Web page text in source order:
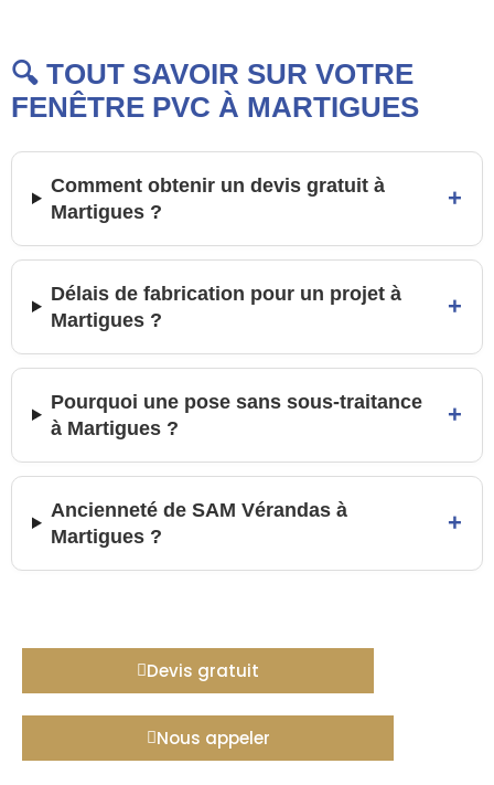
🔍 TOUT SAVOIR SUR VOTRE
FENÊTRE PVC À MARTIGUES
Comment obtenir un devis gratuit à
Martigues ?
+
Délais de fabrication pour un projet à
Martigues ?
+
Pourquoi une pose sans sous-traitance
à Martigues ?
+
Ancienneté de SAM Vérandas à
Martigues ?
+
Devis gratuit
Nous appeler